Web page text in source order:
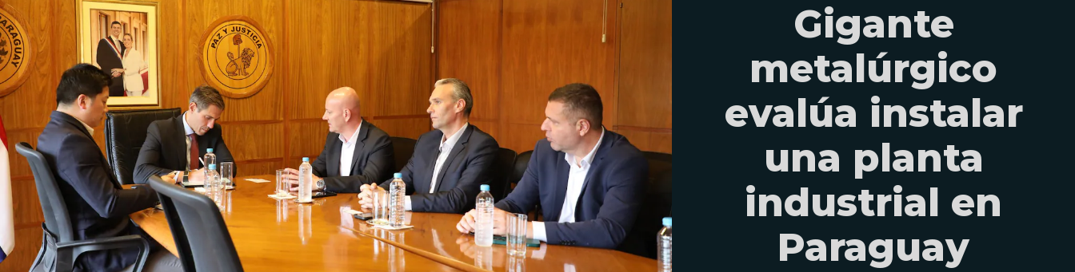
Gigante
metalúrgico
evalúa instalar
una planta
industrial en
Paraguay